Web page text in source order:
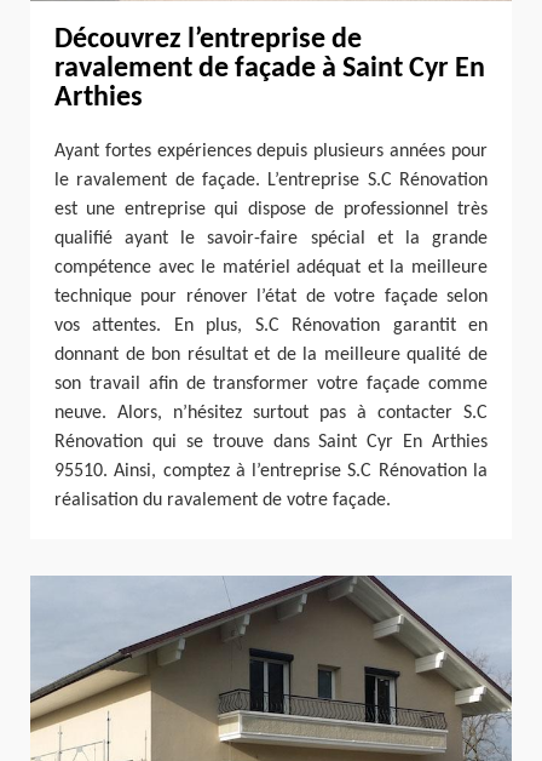
Découvrez l’entreprise de
ravalement de façade à Saint Cyr En
Arthies
Ayant fortes expériences depuis plusieurs années pour
le ravalement de façade. L’entreprise S.C Rénovation
est une entreprise qui dispose de professionnel très
qualifié ayant le savoir-faire spécial et la grande
compétence avec le matériel adéquat et la meilleure
technique pour rénover l’état de votre façade selon
vos attentes. En plus, S.C Rénovation garantit en
donnant de bon résultat et de la meilleure qualité de
son travail afin de transformer votre façade comme
neuve. Alors, n’hésitez surtout pas à contacter S.C
Rénovation qui se trouve dans Saint Cyr En Arthies
95510. Ainsi, comptez à l’entreprise S.C Rénovation la
réalisation du ravalement de votre façade.